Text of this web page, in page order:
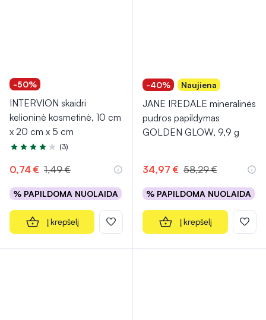
-50%
INTERVION skaidri
kelioninė kosmetinė, 10 cm
x 20 cm x 5 cm
Įvertinimas 4.3 iš 5
(3)
0,74 € 1,49 €
% PAPILDOMA NUOLAIDA
Į krepšelį
-40% Naujiena
JANE IREDALE mineralinės
pudros papildymas
GOLDEN GLOW, 9,9 g
34,97 € 58,29 €
% PAPILDOMA NUOLAIDA
Į krepšelį